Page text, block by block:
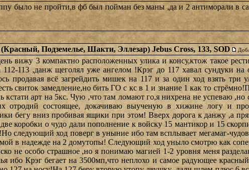
было не пройти,в фб был пойман без маны ,да и 2 антиморали в
Подземелье, Шакти, Эллезар) Jebus Cross, 133, SOD
вижу 3 компактно расположенных улика и консу,ктож такое
112-113 ,данж щеголял уже ангелом !Крэг до 117 хавал сундуки
продавая всё загрейдить мишек на 117 и за один ход взять три
свиток замедление,но бить ГО с кс в 1 и знание 1 как то
арт на 5кс. Чую ,что там ломают го,я нихрена не успеваю ,но
состоящее, докачиваю выученую в хижине логу и
бегу вниз пробивая ящики при этом! Вверх дорога к данжу ,а
коробки о чудо дали пополнение к войску 15 мантикор и 15
следующий ход поверг в уныние ибо там всплывает мегамаг-
в надежде на 2 домутопы! Следующий ход уныло смотрю как
не особо страшное ,но я понимаю магией 1-2 уровня меня
ибо Крэг бегает на 3500мп,что неплохо и самое радующее